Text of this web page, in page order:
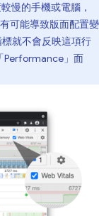
慢的手機或電腦，
可能導致版面配置變
就不會反映這項行
Performance」面